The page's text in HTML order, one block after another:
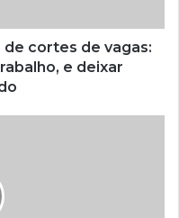
cortes de vagas:
e deixar